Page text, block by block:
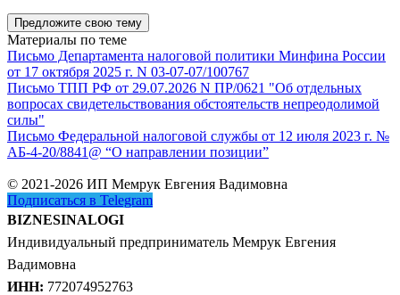
Предложите свою тему
Материалы по теме
Письмо Департамента налоговой политики Минфина России
от 17 октября 2025 г. N 03-07-07/100767
Письмо ТПП РФ от 29.07.2026 N ПР/0621 "Об отдельных
вопросах свидетельствования обстоятельств непреодолимой
силы"
Письмо Федеральной налоговой службы от 12 июля 2023 г. №
АБ-4-20/8841@ “О направлении позиции”
© 2021-2026 ИП Мемрук Евгения Вадимовна
Подписаться в Telegram
BIZNESINALOGI
Индивидуальный предприниматель Мемрук Евгения
Вадимовна
ИНН: 772074952763